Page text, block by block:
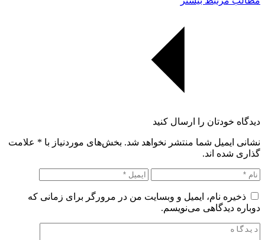
دیدگاه خودتان را ارسال کنید
نشانی ایمیل شما منتشر نخواهد شد. بخش‌های موردنیاز با * علامت
گذاری شده اند.
ذخیره نام، ایمیل و وبسایت من در مرورگر برای زمانی که
دوباره دیدگاهی می‌نویسم.